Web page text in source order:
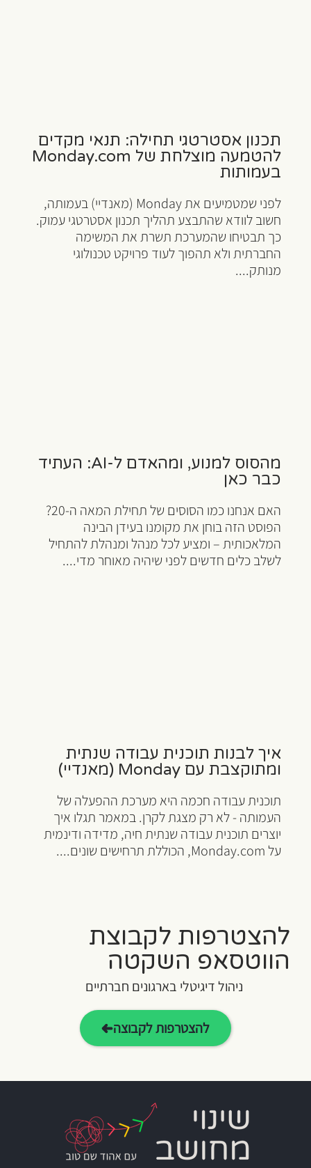
תכנון אסטרטגי תחילה: תנאי מקדים
להטמעה מוצלחת של Monday.com
בעמותות
לפני שמטמיעים את Monday (מאנדיי) בעמותה,
חשוב לוודא שהתבצע תהליך תכנון אסטרטגי עמוק.
כך תבטיחו שהמערכת תשרת את המשימה
החברתית ולא תהפוך לעוד פרויקט טכנולוגי
מנותק....
מהסוס למנוע, ומהאדם ל-AI: העתיד
כבר כאן
האם אנחנו כמו הסוסים של תחילת המאה ה-20?
הפוסט הזה בוחן את מקומנו בעידן הבינה
המלאכותית – ומציע לכל מנהל ומנהלת להתחיל
לשלב כלים חדשים לפני שיהיה מאוחר מדי....
איך לבנות תוכנית עבודה שנתית
ומתוקצבת עם Monday (מאנדיי)
תוכנית עבודה חכמה היא מערכת ההפעלה של
העמותה - לא רק מצגת לקרן. במאמר תגלו איך
יוצרים תוכנית עבודה שנתית חיה, מדידה ודינמית
על Monday.com, הכוללת תרחישים שונים....
להצטרפות לקבוצת
הווטסאפ השקטה
ניהול דיגיטלי בארגונים חברתיים
להצטרפות לקבוצה